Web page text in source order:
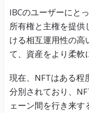
IBCのユーザーにと
所有権と主権を提
ける相互運用性の高
て、資産をより柔軟
現在、NFTはある程
分別されており、
ェーン間を行き来す